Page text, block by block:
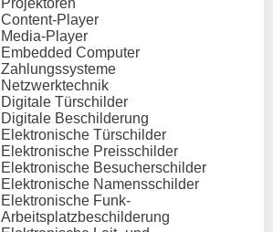
Projektoren
Content-Player
Media-Player
Embedded Computer
Zahlungssysteme
Netzwerktechnik
Digitale Türschilder
Digitale Beschilderung
Elektronische Türschilder
Elektronische Preisschilder
Elektronische Besucherschilder
Elektronische Namensschilder
Elektronische Funk-
Arbeitsplatzbeschilderung